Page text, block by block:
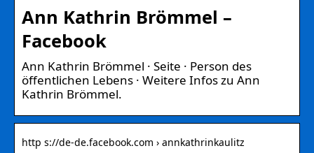
Ann Kathrin Brömmel –
Facebook
Ann Kathrin Brömmel · Seite · Person des
öffentlichen Lebens · Weitere Infos zu Ann
Kathrin Brömmel.
http s://de-de.facebook.com › annkathrinkaulitz